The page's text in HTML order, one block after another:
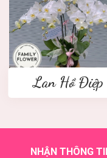
Lan Hồ Điệp
NHẬN THÔNG